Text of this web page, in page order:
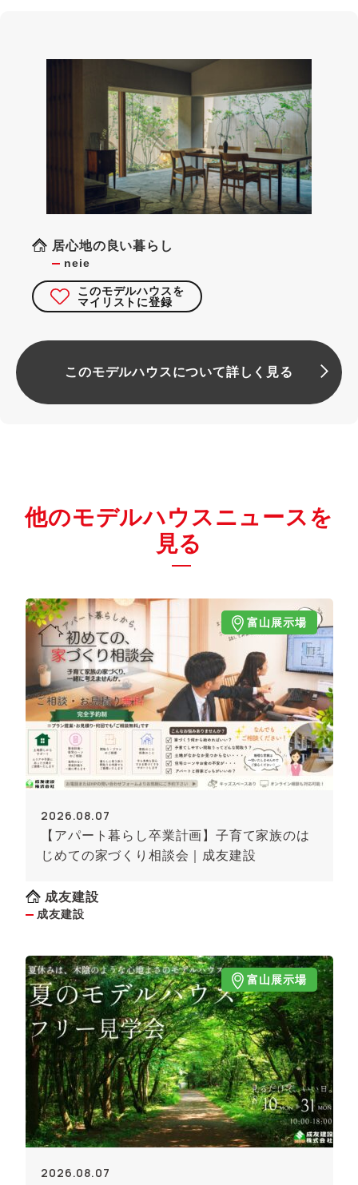
居心地の良い暮らし
neie
このモデルハウスを
マイリストに登録
このモデルハウスについて詳しく見る
他のモデルハウスニュースを
見る
富山展示場
2026.08.07
【アパート暮らし卒業計画】子育て家族のは
じめての家づくり相談会｜成友建設
成友建設
成友建設
富山展示場
2026.08.07